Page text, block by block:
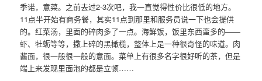
季诺，意菜。之前去过2-3次吧，我一直觉得性价比很低的地方。
11点半开始有商务餐，其实11点到那里和服务员说一下也会提供
的。红菜汤，里面的碎肉多了一点。海鲜饭，饭里东西蛮多的――
虾、牡蛎等等，撒上碎的黑橄榄，整体上是一种很奇怪的味道。肉
酱面，很一般很一般的意面。菜单上有很多名字很好听的茶，但是
端上来发现里面泡的都是立顿……